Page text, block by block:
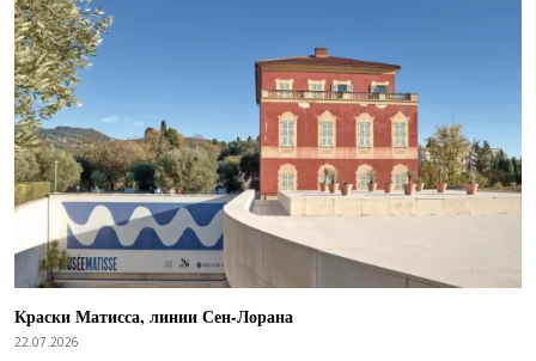
Краски Матисса, линии Сен-Лорана
22.07.2026